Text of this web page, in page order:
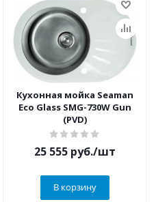
Кухонная мойка Seaman
Eco Glass SMG-730W Gun
(PVD)
25 555 руб./шт
В корзину